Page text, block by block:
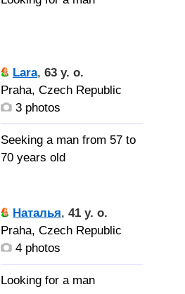
Lara, 63 y. o.
Praha, Czech Republic
3 photos
Seeking a man from 57 to
70 years old
Наталья, 41 y. o.
Praha, Czech Republic
4 photos